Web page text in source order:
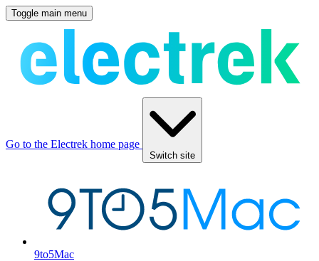
Toggle main menu
Go to the Electrek home page
Switch site
9to5Mac